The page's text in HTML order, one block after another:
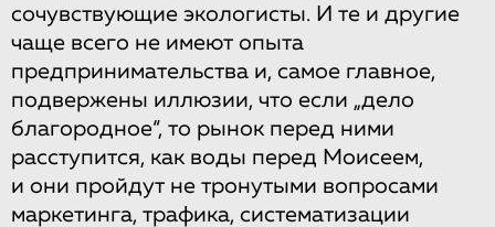
сочувствующие экологисты. И те и другие
чаще всего не имеют опыта
предпринимательства и, самое главное,
подвержены иллюзии, что если „дело
благородное“, то рынок перед ними
расступится, как воды перед Моисеем,
и они пройдут не тронутыми вопросами
маркетинга, трафика, систематизации